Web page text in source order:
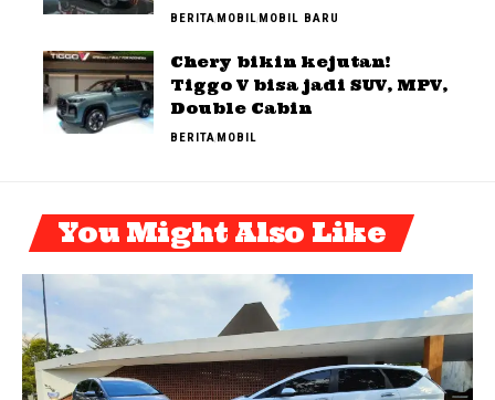
BERITAMOBILMOBIL BARU
Chery bikin kejutan!
Tiggo V bisa jadi SUV, MPV,
Double Cabin
BERITAMOBIL
You Might Also Like